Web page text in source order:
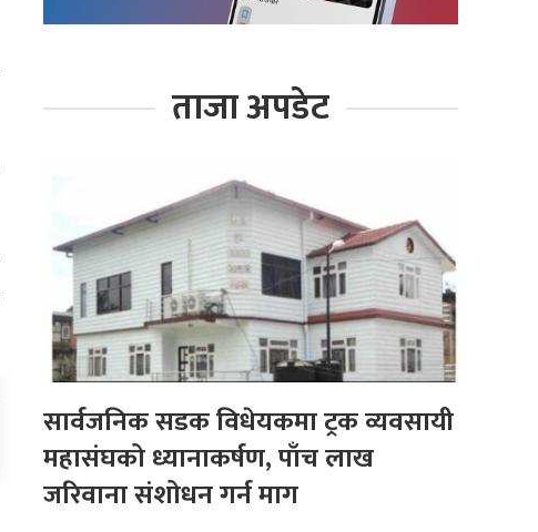
ताजा अपडेट
सार्वजनिक सडक विधेयकमा ट्रक व्यवसायी
महासंघको ध्यानाकर्षण, पाँच लाख
जरिवाना संशोधन गर्न माग